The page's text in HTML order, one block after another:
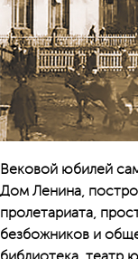
Вековой юбилей
Дом Ленина,
пролетариата,
безбожников и